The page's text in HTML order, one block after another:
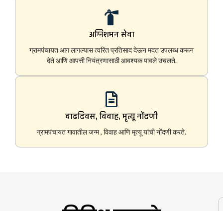
अग्निशमन सेवा
ग्रामपंचायत आग लागल्यास त्वरित प्रतिसाद देऊन मदत उपलब्ध करून
देते आणि आपत्ती नियंत्रणासाठी आवश्यक पावले उचलते.
वाढदिवस, विवाह, मृत्यू नोंदणी
ग्रामपंचायत गावातील जन्म , विवाह आणि मृत्यू यांची नोंदणी करते.